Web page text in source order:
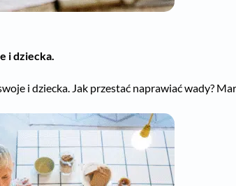
i dziecka.
i dziecka. Jak przestać naprawiać wady?